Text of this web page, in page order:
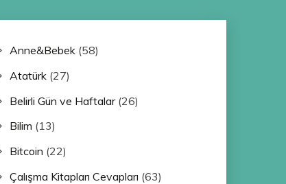
Anne&Bebek(58)
Atatürk(27)
Belirli Gün ve Haftalar(26)
Bilim (13)
Bitcoin (22)
Çalışma Kitapları Cevapları (63)